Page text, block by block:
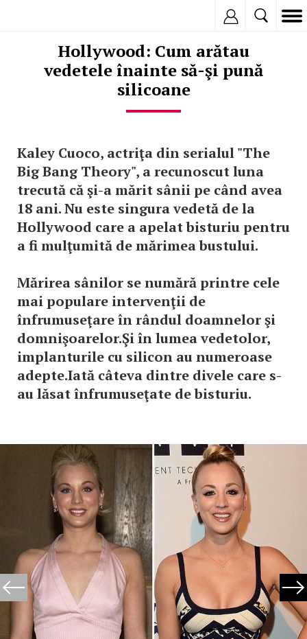
Hollywood: Cum arătau
vedetele înainte să-şi pună
silicoane
Kaley Cuoco, actriţa din serialul "The
Big Bang Theory", a recunoscut luna
trecută că şi-a mărit sânii pe când avea
18 ani. Nu este singura vedetă de la
Hollywood care a apelat bisturiu pentru
a fi mulţumită de mărimea bustului.
Mărirea sânilor se numără printre cele
mai populare intervenţii de
înfrumuseţare în rândul doamnelor şi
domnişoarelor.Şi în lumea vedetolor,
implanturile cu silicon au numeroase
adepte.Iată câteva dintre divele care s-
au lăsat înfrumuseţate de bisturiu.